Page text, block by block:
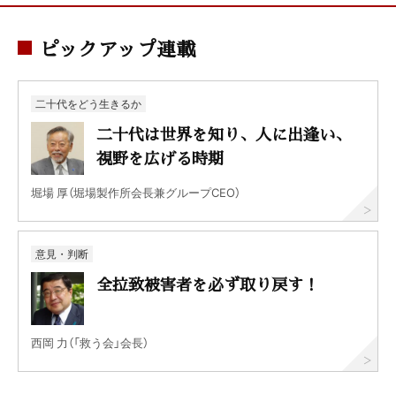
ピックアップ連載
二十代をどう生きるか
二十代は世界を知り、人に出逢い、
視野を広げる時期
堀場 厚（堀場製作所会長兼グループCEO）
意見・判断
全拉致被害者を必ず取り戻す！
西岡 力（「救う会」会長）